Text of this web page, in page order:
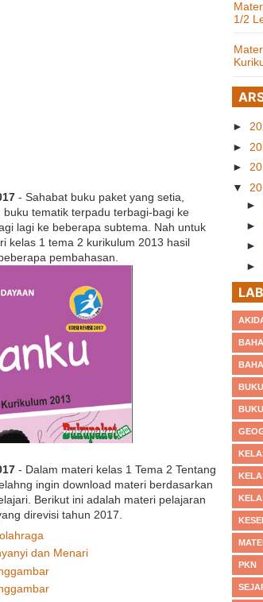
- Sahabat buku paket yang setia,
tematik terpadu terbagi-bagi ke
lagi ke beberapa subtema. Nah untuk
kelas 1 tema 2 kurikulum 2013 hasil
pembahasan.
- Dalam materi kelas 1 Tema 2 Tentang
ingin download materi berdasarkan
Berikut ini adalah materi pelajaran
direvisi tahun 2017.
dan Menari
1/2
►
►
►
▼
►
►
►
►
►
▼
PKN